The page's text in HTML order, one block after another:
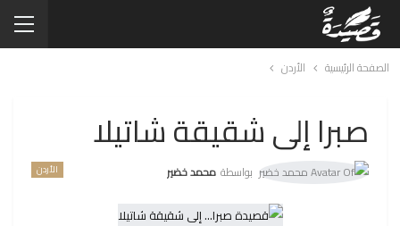
الصفحة الرئيسية الأردن
صبرا إلى شقيقة شاتيلا
الأردن بواسطة محمد خضير